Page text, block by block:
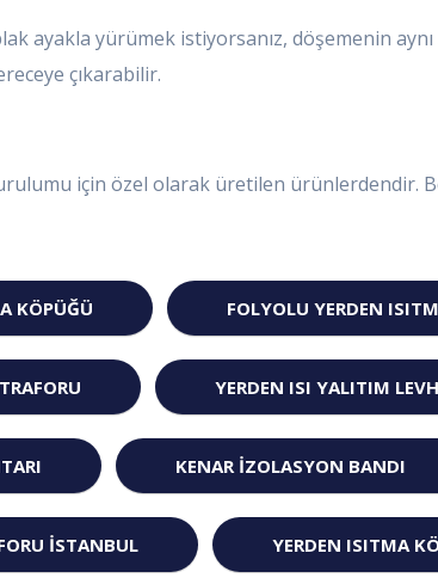
ayakla yürümek istiyorsanız, döşemenin
çıkarabilir.
için özel olarak üretilen ürünlerdendir.
KÖPÜĞÜ FOLYOLU YERDEN
YERDEN ISI YALITIM
KENAR İZOLASYON BANDI
ISTANBUL YERDEN ISITMA